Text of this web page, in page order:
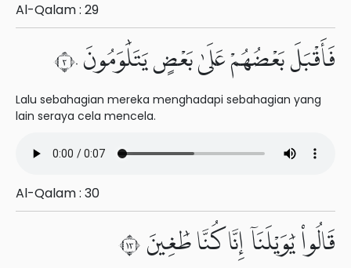
Al-Qalam : 29
فَأَقْبَلَ بَعْضُهُمْ عَلَىٰ بَعْضٍ يَتَلَٰوَمُونَ ٣٠
Lalu sebahagian mereka menghadapi sebahagian yang
lain seraya cela mencela.
Al-Qalam : 30
قَالُوا۟ يَٰوَيْلَنَآ إِنَّا كُنَّا طَٰغِينَ ٣١